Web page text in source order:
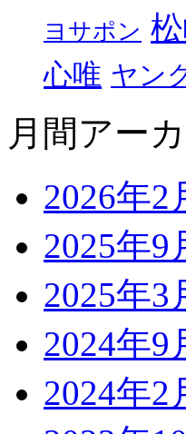
ヨサポン
心唯 ヤン
月間アー
2026年2
2025年9
2025年3
2024年9
2024年2